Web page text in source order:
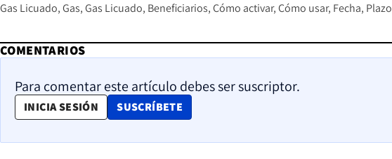
Gas Licuado Gas Gas Licuado Beneficiarios Cómo activar Cómo usar Fecha Plazo
COMENTARIOS
Para comentar este artículo debes ser suscriptor.
INICIA SESIÓN SUSCRÍBETE
OPENS IN NEW WINDOW